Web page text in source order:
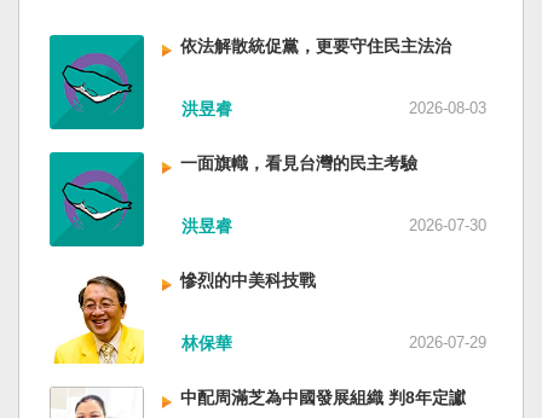
好好建構我們尚未正常化的國家。台灣是小而
美、豐裕而堅強，在太平洋西南海域，一個閃亮
的國家。 中國啊！請獨立於台灣之外吧！如果在
意收拾「中華民國」這個你們立鑄為繼承之國碑
銘的國號，台灣也會尊重歷史，對殘餘中國做歷
史的了結，寫下句點。生活在台灣的人們應共同
起造一個對「中國」不構成侵權的新國家，開啟
歷史的新樂章。歷史不會重來，但提供教訓。
任。 賴清德表示，當今台灣的民主成就受到國際
的肯定，面對中國「民促法」的威脅，台灣不會
接受統戰滲透和紅色恐怖、不會坐視中國將壓迫
黑手伸進台灣，或任何自由國家與地區。 賴清德
禦、責任分擔」，並將持續提升國防力量、強化
全社會防衛韌性，增進國際合作，凝聚最大的力
量，確保印太區域的和平穩定；台灣也將善用
AI、半導體、資通訊等高科技產業優勢，串聯民
主夥伴，一起打造「非紅供應鏈」，來強化經濟
韌性，讓彼此的國家更安全更繁榮。 最後，賴清
德說，台灣是民主自由的燈塔，也是印太和平的
重要基石，即使威權主義威脅及全球新興挑戰不
斷，台灣有堅定的意志，確保民主燈塔永明，自
由基石永固。
五十％榮枯線，加上非製造業和綜合PMI產出指數
三大核心指標同步跌穿榮枯線，習近平的梭哈
（孤注一擲）失敗，在會議文件上不得不兩處承
認「困難」。 一處是「有效應對各種外部衝擊和
的困難挑戰」。其後各段落所說的例如公平競
爭、就業、三農、天災等都是。而「常態化解決
企業帳款拖欠問題」，更暴露企業之間拖欠已經
是常態化。近三十年前的「三角債」是不是復活
了？企業發薪給員工當然也拖欠。 另外有兩處提
到「兜牢基層『三保』底線」和「抓好『一老一
小』服務保障」，社會保險系統也出了問題。 後
段有一句「推動各級領導幹部以更加昂揚向上的
精氣神，不斷創造高質量發展新業績」。不懂什
麼是「精氣神」，還以為是假文件，是新時代習
依法解散統促黨，更要守住民主法治
洪昱睿 2026-08-03
一面旗幟，看見台灣的民主考驗
洪昱睿 2026-07-30
慘烈的中美科技戰
林保華 2026-07-29
中配周滿芝為中國發展組織 判8年定讞